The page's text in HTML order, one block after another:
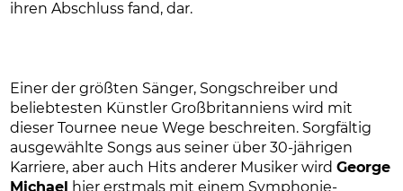
ihren Abschluss fand, dar.
Einer der größten Sänger, Songschreiber und
beliebtesten Künstler Großbritanniens wird mit
dieser Tournee neue Wege beschreiten. Sorgfältig
ausgewählte Songs aus seiner über 30-jährigen
Karriere, aber auch Hits anderer Musiker wirdGeorge
Michael
hier erstmals mit einem Symphonie-